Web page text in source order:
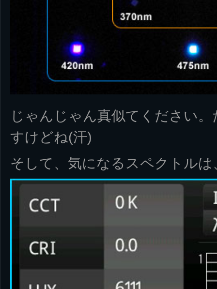
じゃんじゃん真似てください
すけどね(汗)
そして、気になるスペクトル